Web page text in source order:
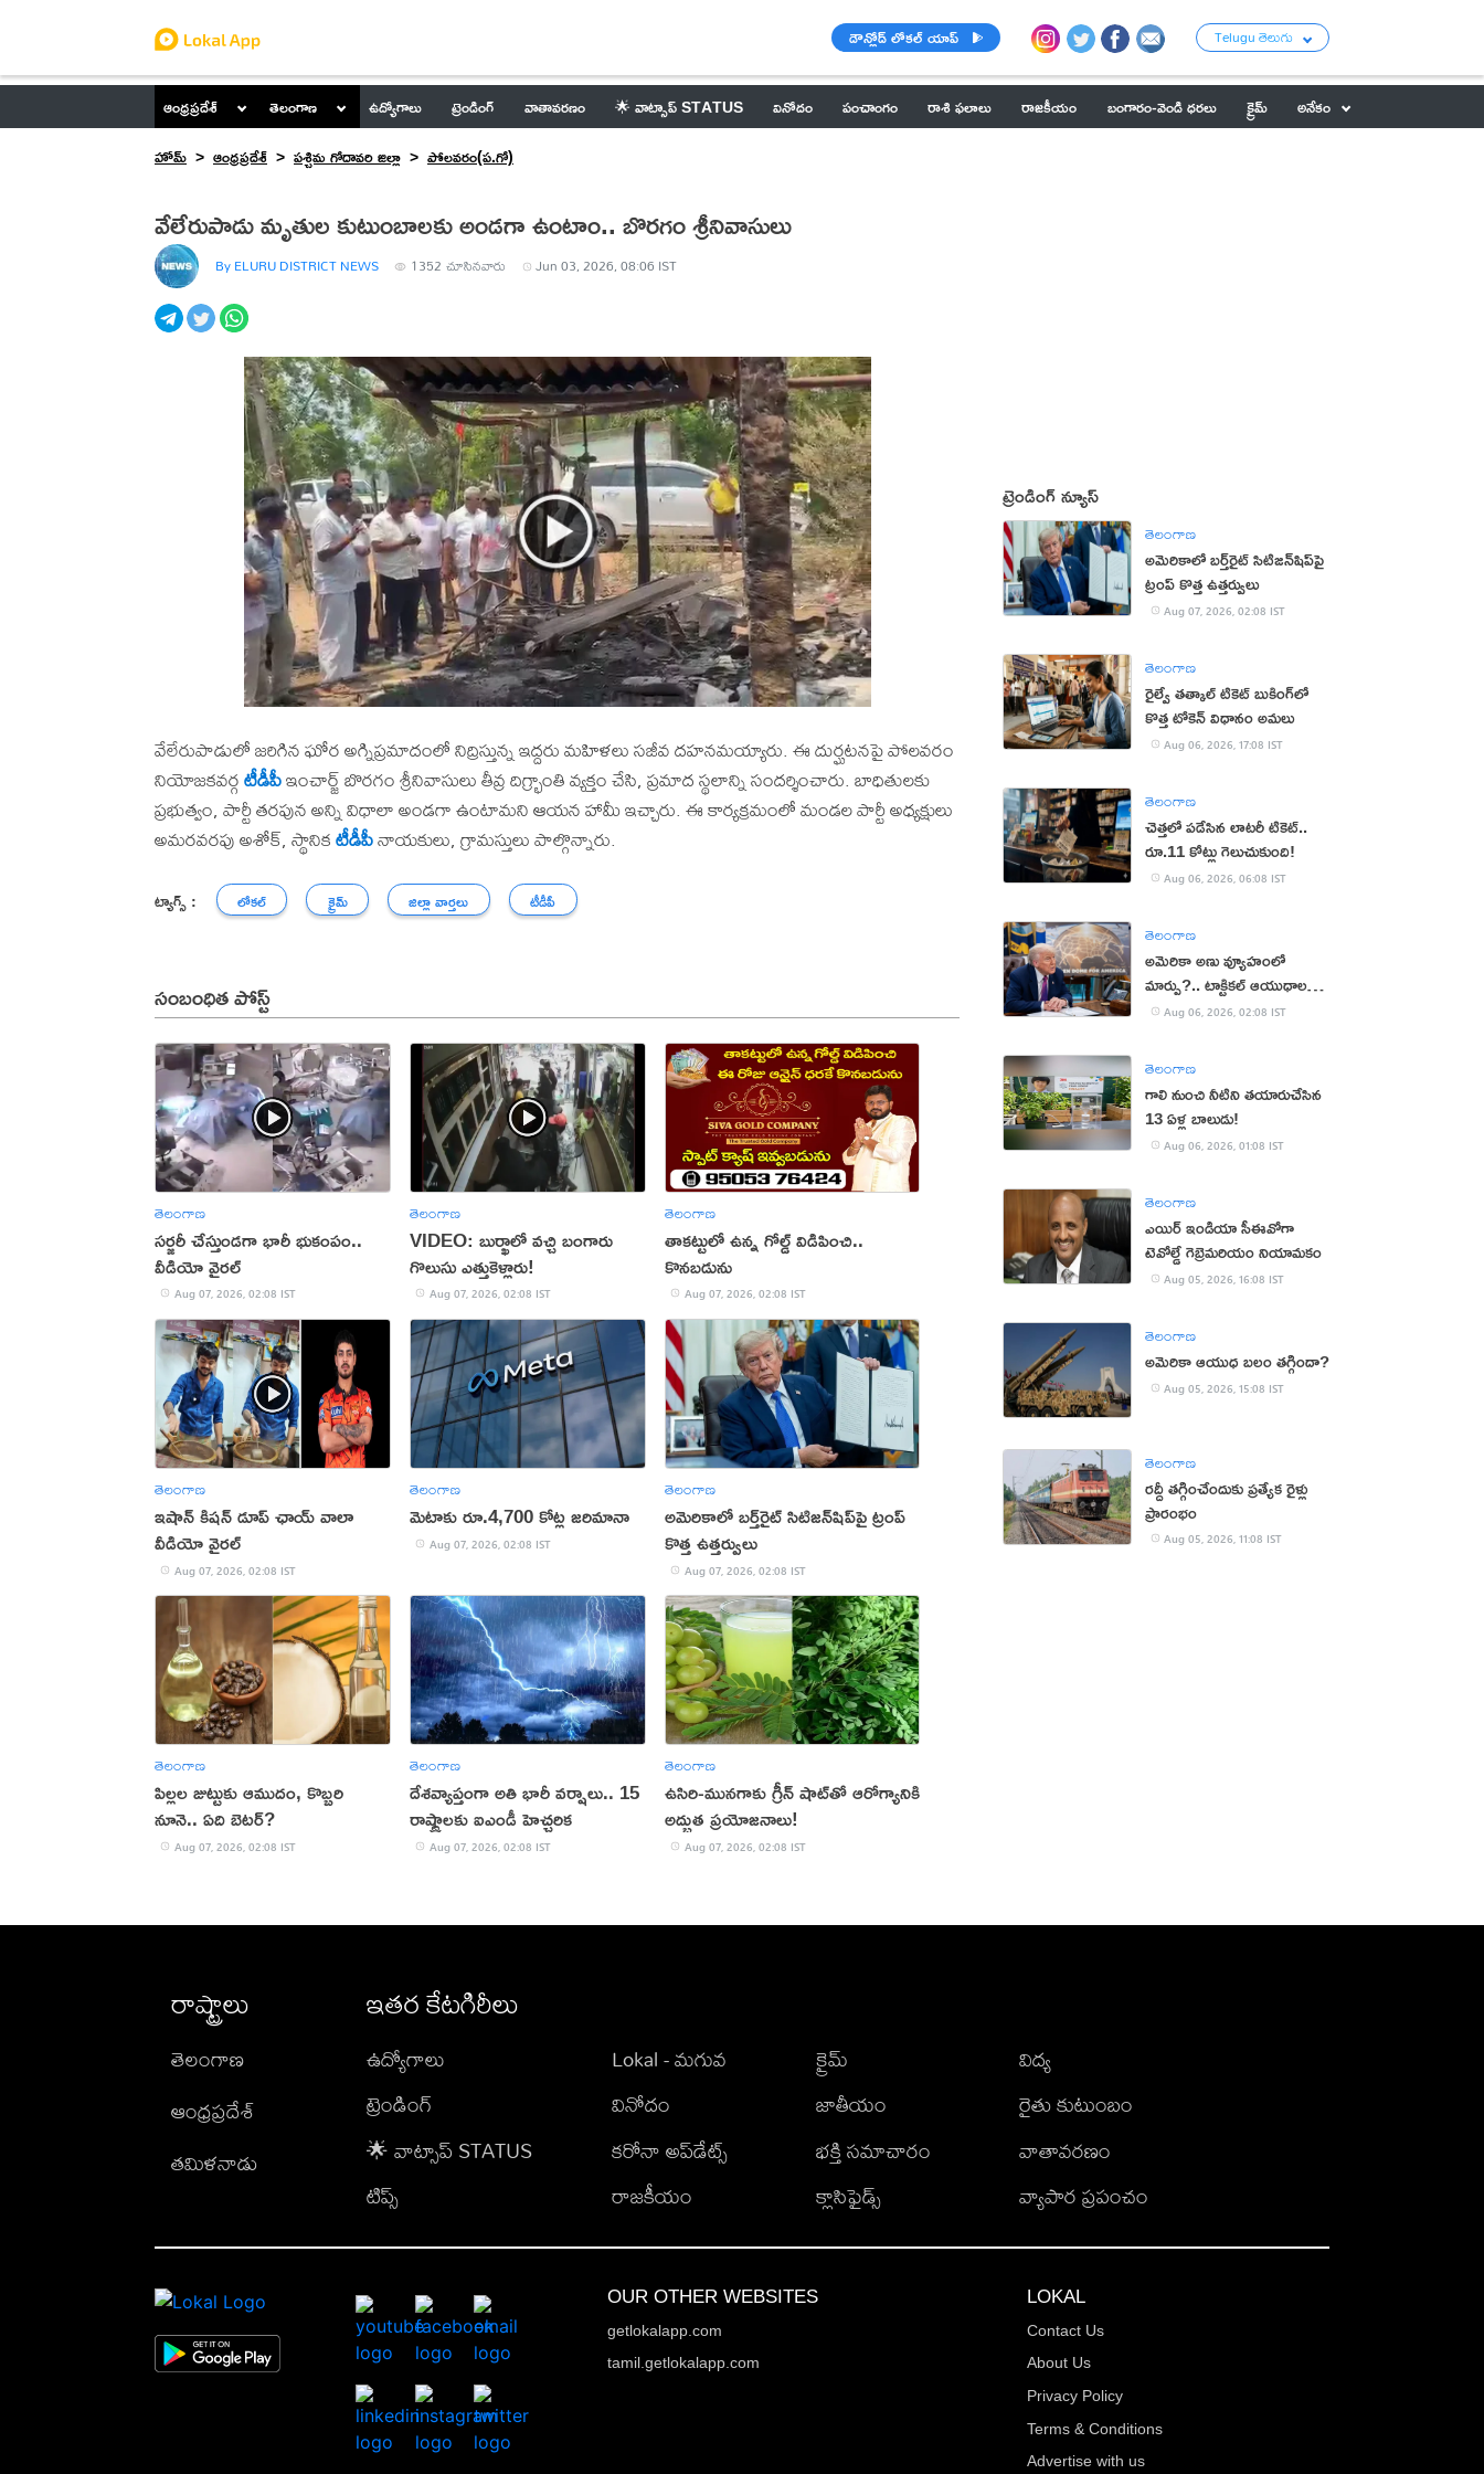
డౌన్లోడ్ లోకల్ యాప్ Telugu తెలుగు
ఆంధ్రప్రదేశ్ తెలంగాణ ఉద్యోగాలు ట్రెండింగ్ వాతావరణం 🌟 వాట్సాప్ STATUS వినోదం పంచాంగం రాశి ఫలాలు రాజకీయం బంగారం-వెండి ధరలు క్రైమ్
అనేకం
హోమ్
ఆంధ్రప్రదేశ్ పశ్చిమ గోదావరి జిల్లా పోలవరం(ప.గో)
వేలేరుపాడు మృతుల కుటుంబాలకు అండగా ఉంటాం.. బొరగం శ్రీనివాసులు
By ELURU DISTRICT NEWS 1352 చూసినవారు Jun 03, 2026, 08:06 IST
వేలేరుపాడులో జరిగిన ఘోర అగ్నిప్రమాదంలో నిద్రిస్తున్న ఇద్దరు మహిళలు సజీవ దహనమయ్యారు. ఈ దుర్ఘటనపై పోలవరం
నియోజకవర్గటీడీపీఇంచార్జ్ బొరగం శ్రీనివాసులు తీవ్ర దిగ్భ్రాంతి వ్యక్తం చేసి, ప్రమాద స్థలాన్ని సందర్శించారు. బాధితులకు
ప్రభుత్వం, పార్టీ తరపున అన్ని విధాలా అండగా ఉంటామని ఆయన హామీ ఇచ్చారు. ఈ కార్యక్రమంలో మండల పార్టీ అధ్యక్షులు
అమరవరపు అశోక్, స్థానికటీడీపీనాయకులు, గ్రామస్తులు పాల్గొన్నారు.
ట్యాగ్స్ : లోకల్ క్రైమ్ జిల్లా వార్తలు టీడీపీ
సంబంధిత పోస్ట్
తెలంగాణ
సర్జరీ చేస్తుండగా భారీ భుకంపం..
వీడియో వైరల్
Aug 07, 2026, 02:08 IST
తెలంగాణ
VIDEO: బుర్ఖాలో వచ్చి బంగారు
గొలుసు ఎత్తుకెళ్లారు!
Aug 07, 2026, 02:08 IST
తెలంగాణ
తాకట్టులో ఉన్న గోల్డ్ విడిపించి..
కొనబడును
Aug 07, 2026, 02:08 IST
తెలంగాణ
ఇషాన్ కిషన్ డూప్ ఛాయ్ వాలా
వీడియో వైరల్
Aug 07, 2026, 02:08 IST
తెలంగాణ
మెటాకు రూ.4,700 కోట్ల జరిమానా
Aug 07, 2026, 02:08 IST
తెలంగాణ
అమెరికాలో బర్త్‌రైట్ సిటిజన్‌షిప్‌పై ట్రంప్
కొత్త ఉత్తర్వులు
Aug 07, 2026, 02:08 IST
తెలంగాణ
పిల్లల జుట్టుకు ఆముదం, కొబ్బరి
నూనె.. ఏది బెటర్?
Aug 07, 2026, 02:08 IST
తెలంగాణ
దేశవ్యాప్తంగా అతి భారీ వర్షాలు.. 15
రాష్ట్రాలకు ఐఎండీ హెచ్చరిక
Aug 07, 2026, 02:08 IST
తెలంగాణ
ఉసిరి-మునగాకు గ్రీన్ షాట్‌తో ఆరోగ్యానికి
అద్భుత ప్రయోజనాలు!
Aug 07, 2026, 02:08 IST
ట్రెండింగ్ న్యూస్
తెలంగాణ
అమెరికాలో బర్త్‌రైట్ సిటిజన్‌షిప్‌పై
ట్రంప్ కొత్త ఉత్తర్వులు
Aug 07, 2026, 02:08 IST
తెలంగాణ
రైల్వే తత్కాల్ టికెట్ బుకింగ్‌లో
కొత్త టోకెన్ విధానం అమలు
Aug 06, 2026, 17:08 IST
తెలంగాణ
చెత్తలో పడేసిన లాటరీ టికెట్..
రూ.11 కోట్లు గెలుచుకుంది!
Aug 06, 2026, 06:08 IST
తెలంగాణ
అమెరికా అణు వ్యూహంలో
మార్పు?.. టాక్టికల్ ఆయుధాలకు
ప్రాధాన్యం!
Aug 06, 2026, 02:08 IST
తెలంగాణ
గాలి నుంచి నీటిని తయారుచేసిన
13 ఏళ్ల బాలుడు!
Aug 06, 2026, 01:08 IST
తెలంగాణ
ఎయిర్ ఇండియా సీఈవోగా
టెవోల్డే గెబ్రెమరియం నియామకం
Aug 05, 2026, 16:08 IST
తెలంగాణ
అమెరికా ఆయుధ బలం తగ్గిందా?
Aug 05, 2026, 15:08 IST
తెలంగాణ
రద్దీ తగ్గించేందుకు ప్రత్యేక రైళ్లు
ప్రారంభం
Aug 05, 2026, 11:08 IST
రాష్ట్రాలు
తెలంగాణ
ఆంధ్రప్రదేశ్
తమిళనాడు
ఇతర కేటగిరీలు
ఉద్యోగాలు
ట్రెండింగ్
🌟 వాట్సాప్ STATUS
టిప్స్
Lokal - మగువ
వినోదం
కరోనా అప్‌డేట్స్
రాజకీయం
క్రైమ్
జాతీయం
భక్తి సమాచారం
క్లాసిఫైడ్స్
విద్య
రైతు కుటుంబం
వాతావరణం
వ్యాపార ప్రపంచం
OUR OTHER WEBSITES
getlokalapp.com
tamil.getlokalapp.com
LOKAL
Contact Us
About Us
Privacy Policy
Terms & Conditions
Advertise with us